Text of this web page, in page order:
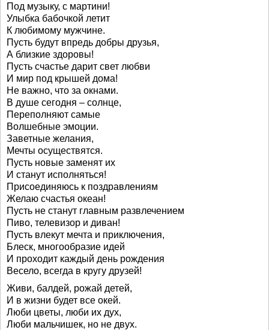
Под музыку, с мартини!
Улыбка бабочкой летит
К любимому мужчине.
Пусть будут впредь добры друзья,
А близкие здоровы!
Пусть счастье дарит свет любви
И мир под крышей дома!
Не важно, что за окнами.
В душе сегодня – солнце,
Переполняют самые
Волшебные эмоции.
Заветные желания,
Мечты осуществятся.
Пусть новые заменят их
И станут исполняться!
Присоединяюсь к поздравлениям
Желаю счастья океан!
Пусть не станут главным развлечением
Пиво, телевизор и диван!
Пусть влекут мечта и приключения,
Блеск, многообразие идей
И проходит каждый день рождения
Весело, всегда в кругу друзей!
Живи, балдей, рожай детей,
И в жизни будет все окей.
Люби цветы, люби их дух,
Люби мальчишек, но не двух.